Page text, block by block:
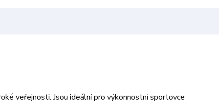
veřejnosti. Jsou ideální pro výkonnostní sportovce